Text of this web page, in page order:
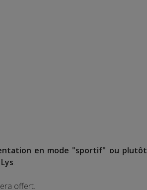
en mode "sportif" ou plutôt
.
offert.